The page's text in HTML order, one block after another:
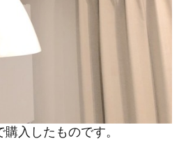
入したものです。